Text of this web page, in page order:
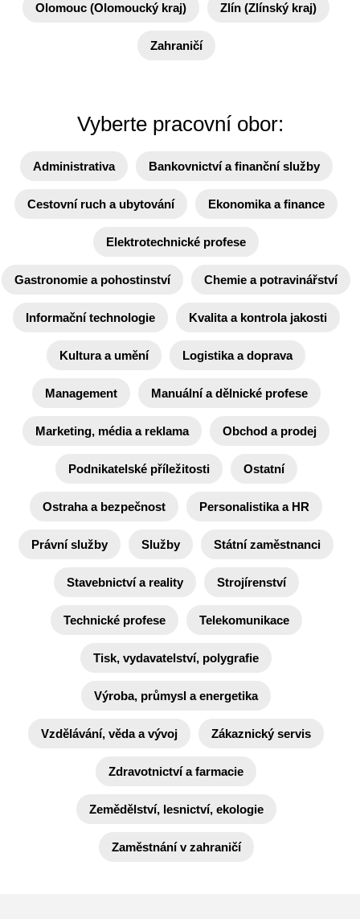
Olomouc (Olomoucký kraj) Zlín (Zlínský kraj)
Zahraničí
Vyberte pracovní obor:
Administrativa Bankovnictví a finanční služby
Cestovní ruch a ubytování Ekonomika a finance
Elektrotechnické profese
Gastronomie a pohostinství Chemie a potravinářství
Informační technologie Kvalita a kontrola jakosti
Kultura a umění Logistika a doprava
Management Manuální a dělnické profese
Marketing, média a reklama Obchod a prodej
Podnikatelské příležitosti Ostatní
Ostraha a bezpečnost Personalistika a HR
Právní služby Služby Státní zaměstnanci
Stavebnictví a reality Strojírenství
Technické profese Telekomunikace
Tisk, vydavatelství, polygrafie
Výroba, průmysl a energetika
Vzdělávání, věda a vývoj Zákaznický servis
Zdravotnictví a farmacie
Zemědělství, lesnictví, ekologie
Zaměstnání v zahraničí